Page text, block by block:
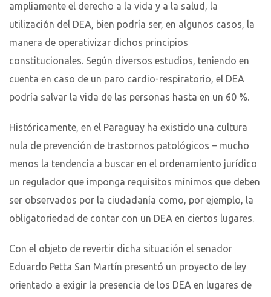
ampliamente el derecho a la vida y a la salud, la
utilización del DEA, bien podría ser, en algunos casos, la
manera de operativizar dichos principios
constitucionales. Según diversos estudios, teniendo en
cuenta en caso de un paro cardio-respiratorio, el DEA
podría salvar la vida de las personas hasta en un 60 %.
Históricamente, en el Paraguay ha existido una cultura
nula de prevención de trastornos patológicos – mucho
menos la tendencia a buscar en el ordenamiento jurídico
un regulador que imponga requisitos mínimos que deben
ser observados por la ciudadanía como, por ejemplo, la
obligatoriedad de contar con un DEA en ciertos lugares.
Con el objeto de revertir dicha situación el senador
Eduardo Petta San Martín presentó un proyecto de ley
orientado a exigir la presencia de los DEA en lugares de